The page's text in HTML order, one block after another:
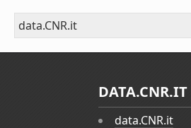
data.CNR.it
DATA.CNR.IT
data.CNR.it